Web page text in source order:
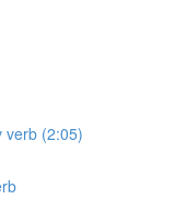
verb (2:05)